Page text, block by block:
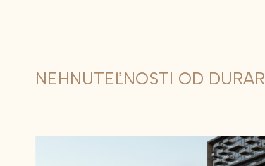
NEHNUTEĽNOSTI OD DURAR